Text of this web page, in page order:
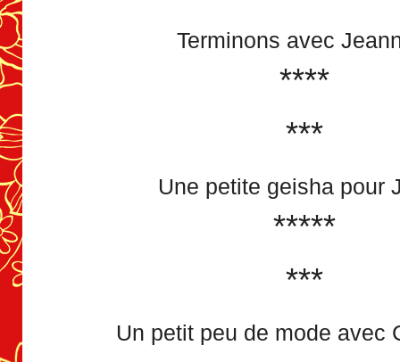
Terminons avec
****
***
Une petite geisha pour
*****
***
Un petit peu de mode avec